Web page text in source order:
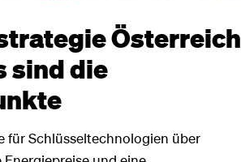
Österreich
sind die
für Schlüsseltechnologien über